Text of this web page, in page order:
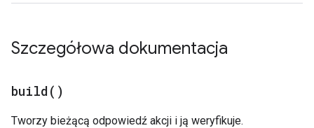
Szczegółowa dokumentacja
build( )
Tworzy bieżącą odpowiedź akcji i ją weryfikuje.